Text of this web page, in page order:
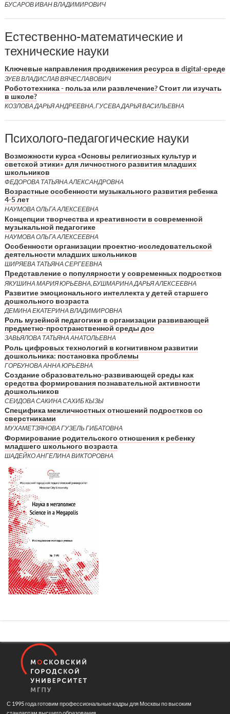
БУСАРОВ ИВАН ВЛАДИМИРОВИЧ
Естественно-математические и
технические науки
Ключевые направления продвижения ресурса в digital-среде
ЗУЕВ ВЛАДИСЛАВ ВЯЧЕСЛАВОВИЧ
Робототехника - польза или развлечение? Стоит ли изучать
в школе?
КОЗЛОВА ДАРЬЯ АНДРЕЕВНА, ГУСЕВА ДАРЬЯ ВАСИЛЬЕВНА
Психолого-педагогические науки
Возможности курса «Основы религиозных культур и
светской этики» для личностного развития младших
школьников
ФЕДОРОВА ТАТЬЯНА АЛЕКСАНДРОВНА
Возрастные особенности музыкального развития ребенка
4-5 лет
НАУМОВА ОЛЬГА АЛЕКСЕЕВНА
Концепции творчества и креативности в современной
музыкальной педагогике
НАУМОВА ОЛЬГА АЛЕКСЕЕВНА
Особенности организации проектно-исследовательской
деятельности младших школьников
ШИРЯЕВА ТАТЬЯНА СЕРГЕЕВНА
Представление о популярности у современных подростков
ЯКУШИНА МАРИЯ ЮРЬЕВНА, БУШМАРИНА ДАРЬЯ АЛЕКСЕЕВНА
Развитие эмоционального интеллекта у детей старшего
дошкольного возраста
ДЕМИНА ЕКАТЕРИНА ВЛАДИМИРОВНА
Роль музейной педагогики в организации развивающей
предметно-пространственной среды доо
ЗАВЬЯЛОВА ТАТЬЯНА АНАТОЛЬЕВНА
Роль цифровых технологий в когнитивном развитии
дошкольника: постановка проблемы
ГОРБУНОВА АННА ЮРЬЕВНА
Создание образовательно-развивающей среды как
средства формирования познавательной активности
дошкольников
СЕИДОВА САКИНА САХИБ КЫЗЫ
Специфика межличностных отношений подростков со
сверстниками
МУХАМЕТЗЯНОВА ГУЗЕЛЬ ГИБАТОВНА
Формирование родительского отношения к ребенку
младшего школьного возраста
ШАДЕЙКО АНГЕЛИНА ВИКТОРОВНА
С 1995 года готовим профессиональные кадры для Москвы по высоким